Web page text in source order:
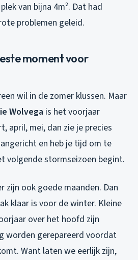
van bijna 4m². Dat had
problemen geleid.
moment voor
wil in de zomer klussen. Maar
Wolvega is het voorjaar
april, mei, dan zie je precies
en heb je tijd om te
volgende stormseizoen begint.
zijn ook goede maanden. Dan
klaar is voor de winter. Kleine
over het hoofd zijn
worden gerepareerd voordat
Want laten we eerlijk zijn,